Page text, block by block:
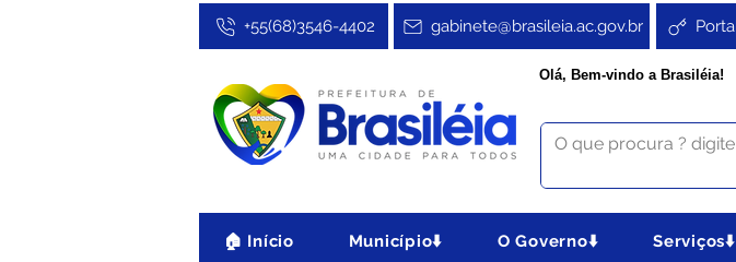
gabinete@brasileia.ac.gov.br
+55(68)3546-4402
Olá, Bem-vindo a Brasiléia!
🏠 Início Município⬇️ O Governo⬇️ Serviços⬇️